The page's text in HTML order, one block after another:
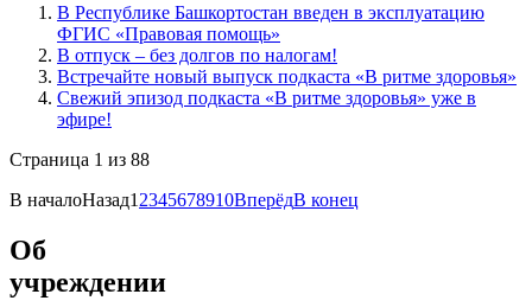
В Республике Башкортостан введен в эксплуатацию
ФГИС «Правовая помощь»
В отпуск – без долгов по налогам!
Встречайте новый выпуск подкаста «В ритме здоровья»
Свежий эпизод подкаста «В ритме здоровья» уже в
эфире!
Страница 1 из 88
В началоНазад1 2345678910ВперёдВ конец
Об
учреждении